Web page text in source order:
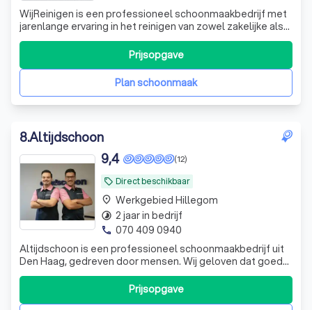
WijReinigen is een professioneel schoonmaakbedrijf met
jarenlange ervaring in het reinigen van zowel zakelijke als
residentiële panden. Ons doel is om uw leef- of
werkomgeving schoon en netjes te houden, zodat u zich
thuis of op kantoor op uw gemak kunt voelen. Onze
diensten omvatten exterieure scho
Plan schoonmaak
Prijsopgave
8.Altijdschoon
local_offer Direct beschikbaar
(12)
9,4
Altijdschoon is een professioneel schoonmaakbedrijf uit
Den Haag, gedreven door mensen. Wij geloven dat goede
schoonmaak begint bij medewerkers die zich gezien,
gesteund en gewaardeerd voelen. Daarom investeren we
in begeleiding, werkplezier en duidelijke communicatie.
Prijsopgave
place Werkgebied Hillegom
timelapse 2 jaar in bedrijf
phone 070 409 0940